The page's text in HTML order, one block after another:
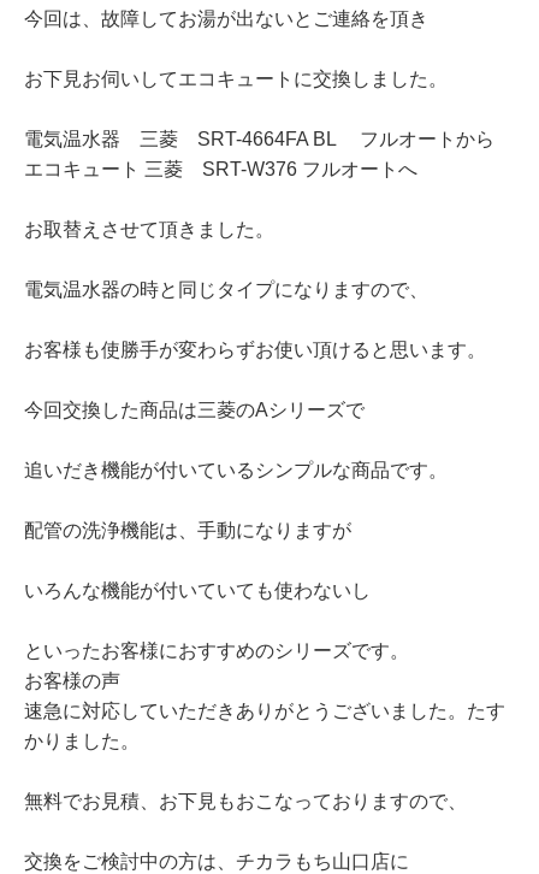
今回は、故障してお湯が出ないとご連絡を頂き
お下見お伺いしてエコキュートに交換しました。
電気温水器 三菱 SRT-4664FA BL フルオートから
エコキュート 三菱 SRT-W376 フルオートへ
お取替えさせて頂きました。
電気温水器の時と同じタイプになりますので、
お客様も使勝手が変わらずお使い頂けると思います。
今回交換した商品は三菱のAシリーズで
追いだき機能が付いているシンプルな商品です。
配管の洗浄機能は、手動になりますが
いろんな機能が付いていても使わないし
といったお客様におすすめのシリーズです。
お客様の声
速急に対応していただきありがとうございました。たす
かりました。
無料でお見積、お下見もおこなっておりますので、
交換をご検討中の方は、チカラもち山口店に